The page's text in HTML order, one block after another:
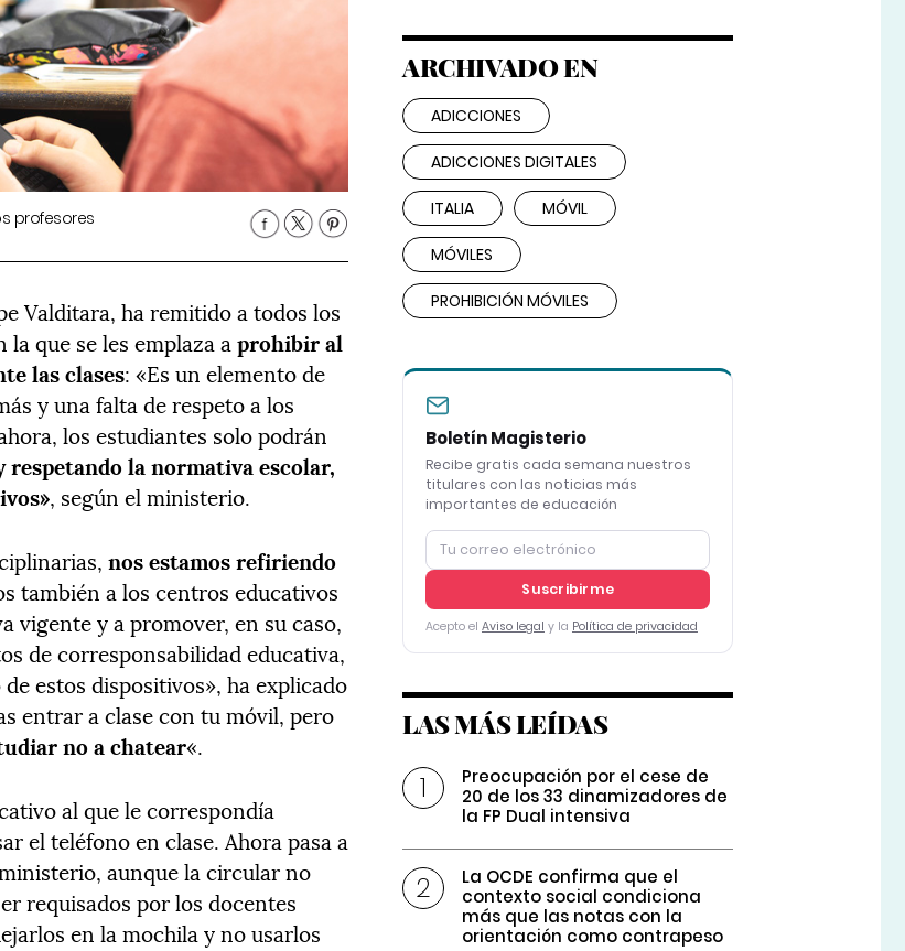
profesores
Valditara, ha remitido a todos los
que se les emplaza aprohibir al
las clases: «Es un elemento de
y una falta de respeto a los
los estudiantes solo podrán
la normativa escolar,
, según el ministerio.
nos estamos refiriendo
también a los centros educativos
vigente y a promover, en su caso,
de corresponsabilidad educativa,
estos dispositivos», ha explicado
entrar a clase con tu móvil, pero
no a chatear«.
al que le correspondía
el teléfono en clase. Ahora pasa a
aunque la circular no
requisados por los docentes
en la mochila y no usarlos
ARCHIVADO EN
ADICCIONES
ADICCIONES DIGITALES
ITALIA MÓVIL
MÓVILES
PROHIBICIÓN MÓVILES
Boletín Magisterio
Recibe gratis cada semana nuestros
titulares con las noticias más
importantes de educación
Suscribirme
Acepto el Aviso legal y la Política de privacidad
LAS MÁS LEÍDAS
Preocupación por el cese de
20 de los 33 dinamizadores de
la FP Dual intensiva
La OCDE confirma que el
contexto social condiciona
más que las notas con la
orientación como contrapeso